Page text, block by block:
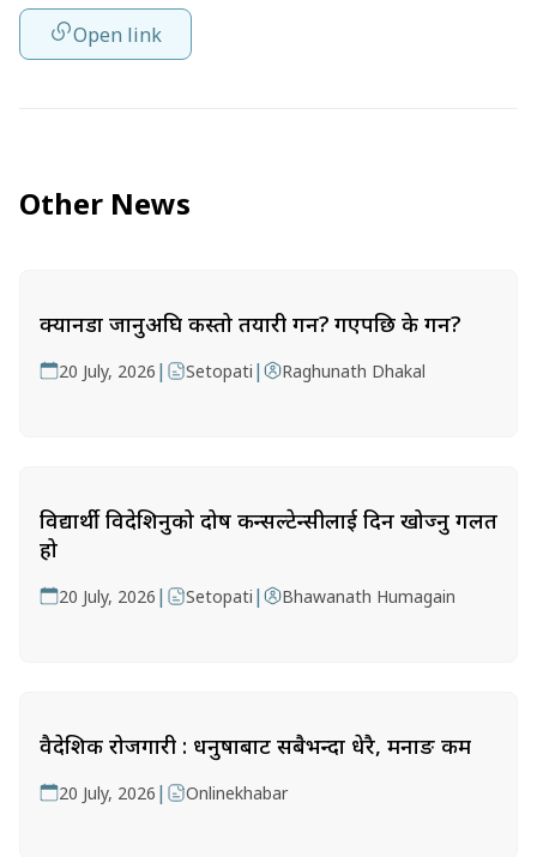
Open link
Other News
क्यानडा जानुअघि कस्तो तयारी गर्ने? गएपछि के गर्ने?
20 July, 2026 | Setopati | Raghunath Dhakal
विद्यार्थी विदेशिनुको दोष कन्सल्टेन्सीलाई दिन खोज्नु गलत
हो
20 July, 2026 | Setopati | Bhawanath Humagain
वैदेशिक रोजगारी : धनुषाबाट सबैभन्दा धेरै, मनाङ कम
20 July, 2026 | Onlinekhabar